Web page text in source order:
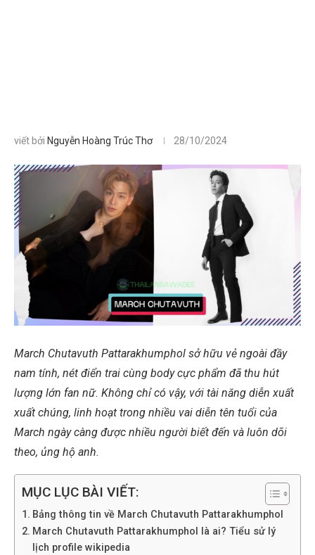
viết bởi Nguyễn Hoàng Trúc Thơ 28/10/2024
March Chutavuth Pattarakhumphol sở hữu vẻ ngoài đầy
nam tính, nét điển trai cùng body cực phẩm đã thu hút
lượng lớn fan nữ. Không chỉ có vậy, với tài năng diễn xuất
xuất chúng, linh hoạt trong nhiều vai diễn tên tuổi của
March ngày càng được nhiều người biết đến và luôn dõi
theo, ủng hộ anh.
MỤC LỤC BÀI VIẾT:
Bảng thông tin về March Chutavuth Pattarakhumphol
March Chutavuth Pattarakhumphol là ai? Tiểu sử lý
lịch profile wikipedia